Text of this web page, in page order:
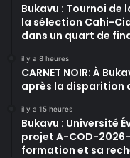
Bukavu : Tournoi de
la sélection Cahi-
dans un quart de
il y a 8 heures
CARNET NOIR: À
après la disparition
il y a 15 heures
Bukavu : Université
projet A-COD-
formation et sa